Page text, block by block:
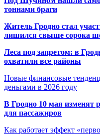
тоннами браги
Житель Гродно стал
лишился свыше сорока
Леса под запретом: в
охватили все районы
Новые финансовые
деньгами в 2026 году
В Гродно 10 мая изменят
для пассажиров
Как работает эффект